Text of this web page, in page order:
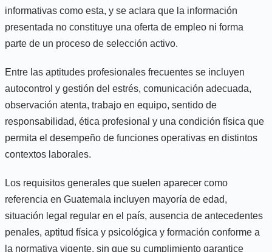
informativas como esta, y se aclara que la información
presentada no constituye una oferta de empleo ni forma
parte de un proceso de selección activo.
Entre las aptitudes profesionales frecuentes se incluyen
autocontrol y gestión del estrés, comunicación adecuada,
observación atenta, trabajo en equipo, sentido de
responsabilidad, ética profesional y una condición física que
permita el desempeño de funciones operativas en distintos
contextos laborales.
Los requisitos generales que suelen aparecer como
referencia en Guatemala incluyen mayoría de edad,
situación legal regular en el país, ausencia de antecedentes
penales, aptitud física y psicológica y formación conforme a
la normativa vigente, sin que su cumplimiento garantice